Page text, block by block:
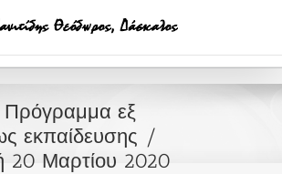
εξ
εκπαίδευσης
20 Μαρτίου 2020